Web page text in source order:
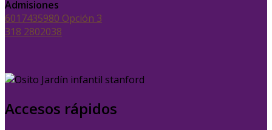
Admisiones
6017435980 Opción 3
318 2802038
Accesos rápidos